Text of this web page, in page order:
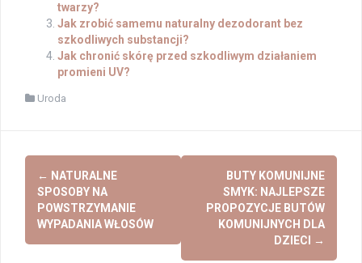
twarzy?
Jak zrobić samemu naturalny dezodorant bez
szkodliwych substancji?
Jak chronić skórę przed szkodliwym działaniem
promieni UV?
Uroda
Post
navigation
← NATURALNE
SPOSOBY NA
POWSTRZYMANIE
WYPADANIA WŁOSÓW
BUTY KOMUNIJNE
SMYK: NAJLEPSZE
PROPOZYCJE BUTÓW
KOMUNIJNYCH DLA
DZIECI
→